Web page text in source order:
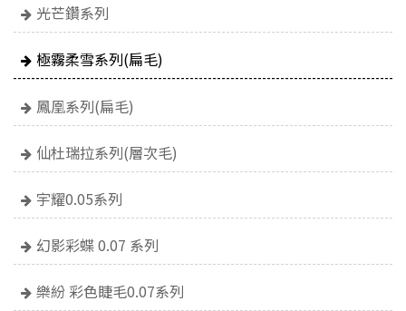
光芒鑽系列
極霧柔雪系列(扁毛)
鳳凰系列(扁毛)
仙杜瑞拉系列(層次毛)
宇耀0.05系列
幻影彩蝶 0.07 系列
樂紛 彩色睫毛0.07系列